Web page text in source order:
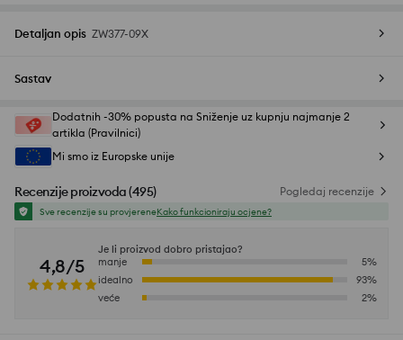
Detaljan opis ZW377-09X
Sastav
Dodatnih -30% popusta na Sniženje uz kupnju najmanje 2
artikla (Pravilnici)
Mi smo iz Europske unije
Recenzije proizvoda(495) Pogledaj recenzije
Sve recenzije su provjereneKako funkcioniraju ocjene?
4,8/5
Je li proizvod dobro pristajao?
manje
5%
idealno
93%
veće
2%